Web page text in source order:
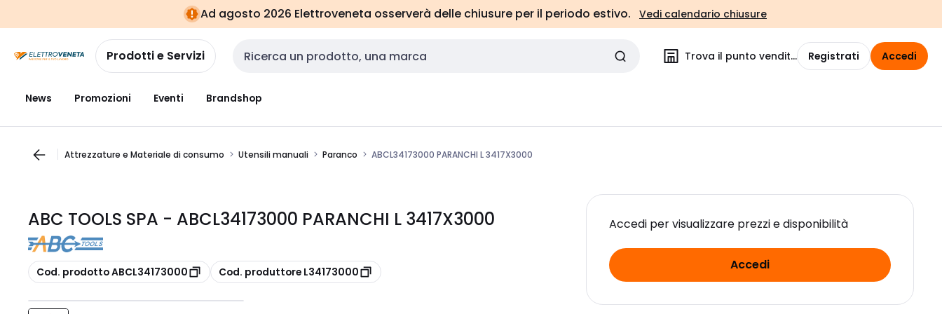
navigazionealla
pagina
Ad agosto 2026 Elettroveneta osserverà delle chiusure per il periodo estivo. Vedi calendario chiusure
Prodotti e Servizi Cerca input Trova il punto vendita Registrati Accedi
News Promozioni Eventi Brandshop
Attrezzature e Materiale di consumo Utensili manuali Paranco ABCL34173000 PARANCHI L 3417X3000
ABC TOOLS SPA - ABCL34173000 PARANCHI L 3417X3000
copia
Cod. prodotto ABCL34173000 copia
Cod. produttore L34173000
Accedi per visualizzare prezzi e disponibilità
Accedi